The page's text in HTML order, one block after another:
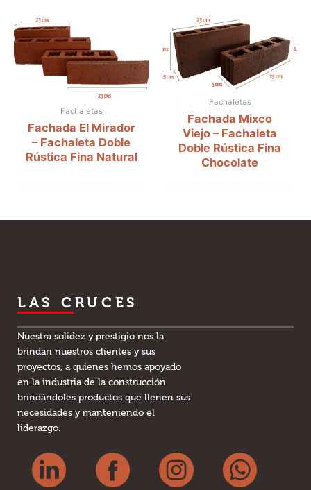
Fachaletas
Fachada El Mirador
– Fachaleta Doble
Rústica Fina Natural
Fachaletas
Fachada Mixco
Viejo – Fachaleta
Doble Rústica Fina
Chocolate
LAS CRUCES
Nuestra solidez y prestigio nos la
brindan nuestros clientes y sus
proyectos, a quienes hemos apoyado
en la industria de la construcción
brindándoles productos que llenen sus
necesidades y manteniendo el
liderazgo.